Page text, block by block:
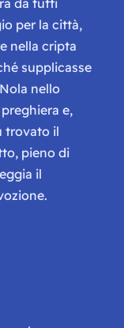
per la città,
nella cripta
supplicasse
nello
e,
trovato il
pieno di
il